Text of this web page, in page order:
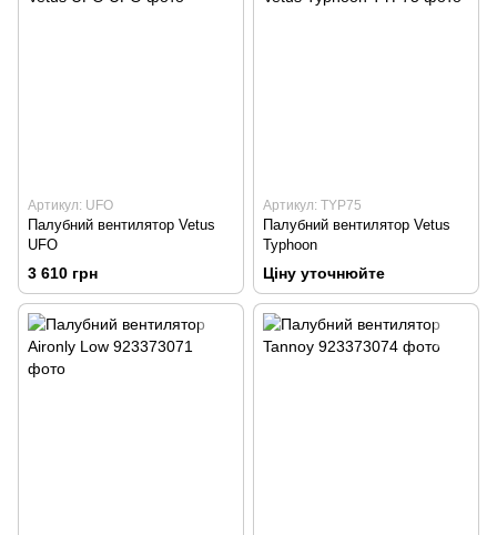
Артикул: UFO
Палубний вентилятор Vetus
UFO
3 610 грн
Артикул: TYP75
Палубний вентилятор Vetus
Typhoon
Ціну уточнюйте